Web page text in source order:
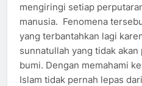
mengiringi setiap
manusia. Fenomena
yang terbantahkan lagi
sunnatullah yang tidak
bumi. Dengan memahami
Islam tidak pernah lepas